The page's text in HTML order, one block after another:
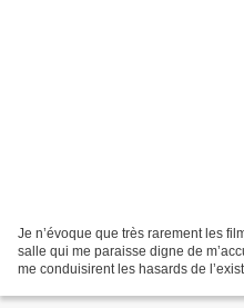
Je n’évoque que très rarement les
salle qui me paraisse digne de
me conduisirent les hasards de